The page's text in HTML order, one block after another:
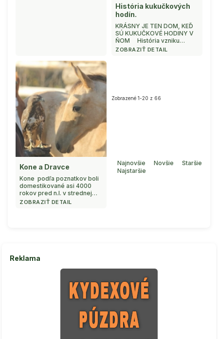
História kukučkových
hodín.
KRÁSNY JE TEN DOM, KEĎ
SÚ KUKUČKOVÉ HODINY V
ŇOM História vzniku
kukučkových hodín
ZOBRAZIŤ DETAIL
Kone a Dravce
Kone podľa poznatkov boli
domestikované asi 4000
rokov pred n.l. v strednej
Ázii a v južnom Rusku. V
ZOBRAZIŤ DETAIL
Zobrazené 1-20 z 66
Najnovšie Novšie
Staršie
Najstaršie
Reklama